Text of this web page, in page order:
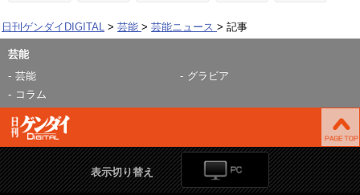
日刊ゲンダイDIGITAL 芸能 芸能ニュース 記事
芸能
芸能
グラビア
コラム
表示切り替え